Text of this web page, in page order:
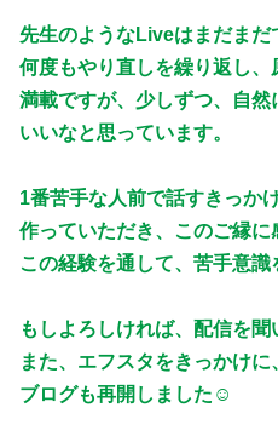
先生のようなLiveはまだまだ
何度もやり直しを繰り返し、
満載ですが、少しずつ、自然
いいなと思っています。
1番苦手な人前で話すきっか
作っていただき、このご縁に
この経験を通して、苦手意識
もしよろしければ、配信を聞
また、エフスタをきっかけ
ブログも再開しました☺️